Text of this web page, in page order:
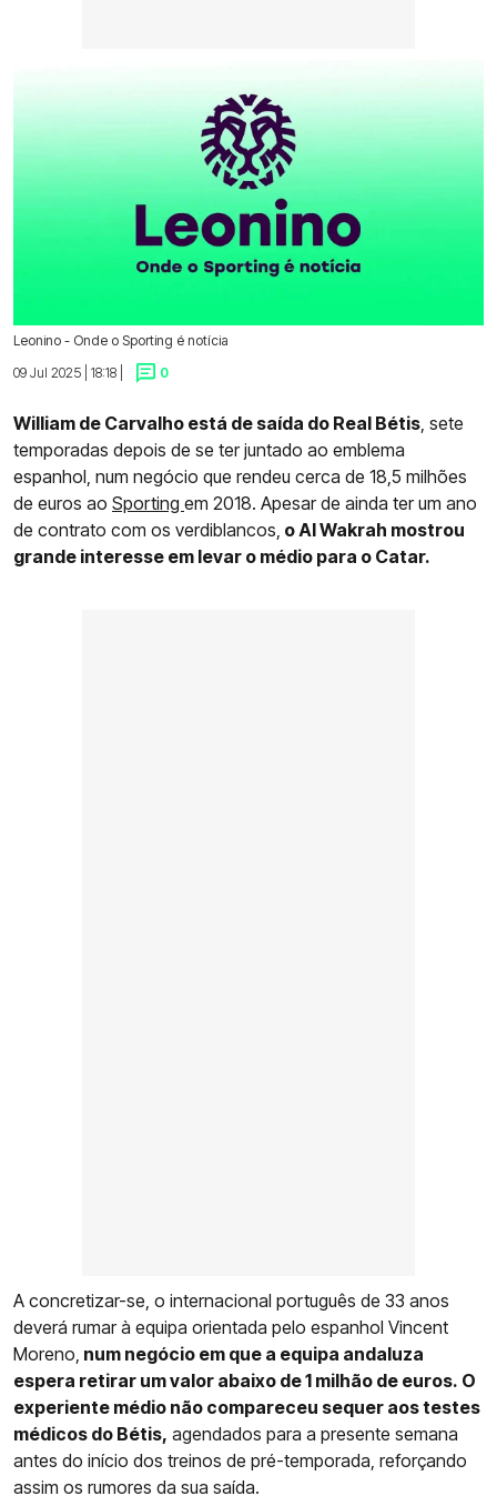
Leonino - Onde o Sporting é notícia
09 Jul 2025 | 18:18 |
0
William de Carvalho está de saída do Real Bétis, sete
temporadas depois de se ter juntado ao emblema
espanhol, num negócio que rendeu cerca de 18,5 milhões
de euros ao Sporting em 2018. Apesar de ainda ter um ano
de contrato com os verdiblancos, o Al Wakrah mostrou
grande interesse em levar o médio para o Catar.
A concretizar-se, o internacional português de 33 anos
deverá rumar à equipa orientada pelo espanhol Vincent
Moreno, num negócio em que a equipa andaluza
espera retirar um valor abaixo de 1 milhão de euros. O
experiente médio não compareceu sequer aos testes
médicos do Bétis, agendados para a presente semana
antes do início dos treinos de pré-temporada, reforçando
assim os rumores da sua saída.